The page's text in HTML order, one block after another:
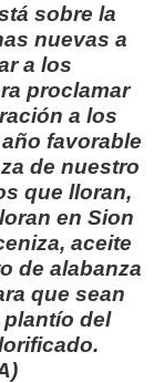
sobre la
nuevas a
a los
proclamar
a los
favorable
de nuestro
que lloran,
en Sion
aceite
de alabanza
que sean
del